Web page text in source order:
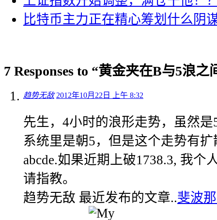
比特币主力正在精心筹划什么阴
7 Responses to “黄金夹在B与5浪之
趋势无敌 2012年10月22日 上午 8:32
先生，4小时的浪形走势，虽然
系统里是朝5，但是这个走势有
abcde.如果近期上破1738.3, 我个
请指教。
趋势无敌 最近发布的文章..斐波